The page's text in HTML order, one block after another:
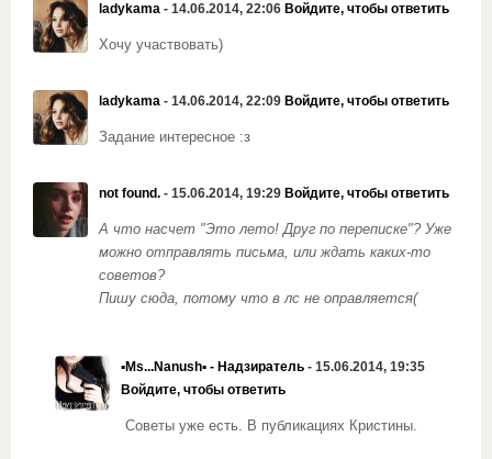
ladykama - 14.06.2014, 22:06 Войдите, чтобы ответить
Хочу участвовать)
ladykama - 14.06.2014, 22:09 Войдите, чтобы ответить
Задание интересное :з
not found. - 15.06.2014, 19:29 Войдите, чтобы ответить
А что насчет "Это лето! Друг по переписке"? Уже
можно отправлять письма, или ждать каких-то
советов?
Пишу сюда, потому что в лс не оправляется(
▪Ms...Nanush▪ - Надзиратель - 15.06.2014, 19:35
Войдите, чтобы ответить
Советы уже есть. В публикациях Кристины.